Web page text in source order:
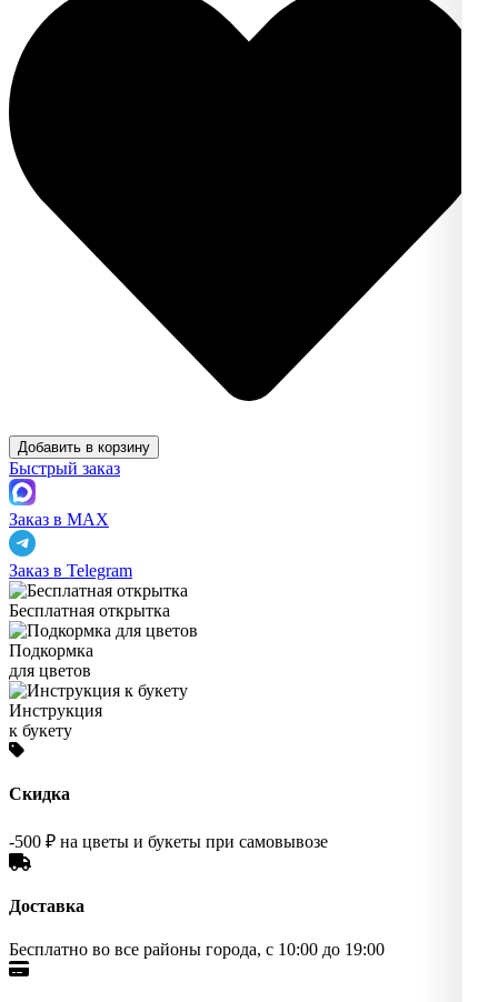
Добавить в корзину
Быстрый заказ
Заказ в MAX
Заказ в Telegram
Бесплатная открытка
Подкормка
для цветов
Инструкция
к букету
Скидка
-500 ₽ на цветы и букеты при самовывозе
Доставка
Бесплатно во все районы города, с 10:00 до 19:00